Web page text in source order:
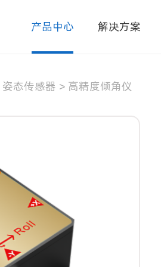
产品中心 解决方案
姿态传感器 > 高精度倾角仪